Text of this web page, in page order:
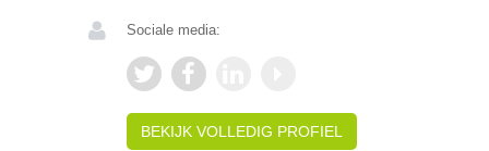
Sociale media:
BEKIJK VOLLEDIG PROFIEL